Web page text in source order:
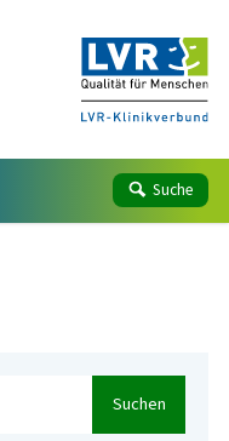
Suche
Suchen